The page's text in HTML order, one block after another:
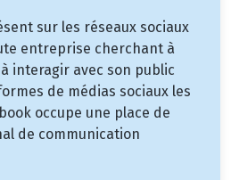
sur les réseaux sociaux
entreprise cherchant à
interagir avec son public
de médias sociaux les
occupe une place de
de communication